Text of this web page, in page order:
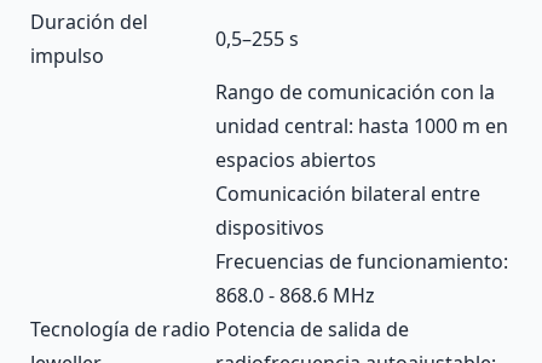
Duración del
impulso
0,5–255 s
Tecnología de radio
Rango de comunicación con la
unidad central: hasta 1000 m en
espacios abiertos
Comunicación bilateral entre
dispositivos
Frecuencias de funcionamiento:
868.0 - 868.6 MHz
Potencia de salida de